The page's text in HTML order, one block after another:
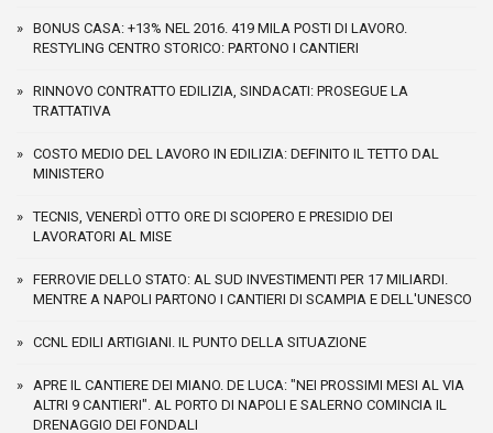
BONUS CASA: +13% NEL 2016. 419 MILA POSTI DI LAVORO.
RESTYLING CENTRO STORICO: PARTONO I CANTIERI
RINNOVO CONTRATTO EDILIZIA, SINDACATI: PROSEGUE LA
TRATTATIVA
COSTO MEDIO DEL LAVORO IN EDILIZIA: DEFINITO IL TETTO DAL
MINISTERO
TECNIS, VENERDÌ OTTO ORE DI SCIOPERO E PRESIDIO DEI
LAVORATORI AL MISE
FERROVIE DELLO STATO: AL SUD INVESTIMENTI PER 17 MILIARDI.
MENTRE A NAPOLI PARTONO I CANTIERI DI SCAMPIA E DELL'UNESCO
CCNL EDILI ARTIGIANI. IL PUNTO DELLA SITUAZIONE
APRE IL CANTIERE DEI MIANO. DE LUCA: "NEI PROSSIMI MESI AL VIA
ALTRI 9 CANTIERI". AL PORTO DI NAPOLI E SALERNO COMINCIA IL
DRENAGGIO DEI FONDALI